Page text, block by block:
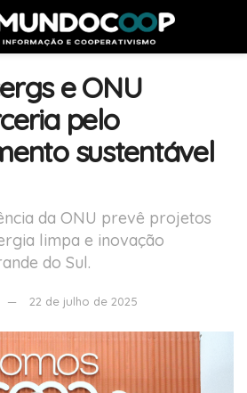
e ONU
pelo
sustentável
da ONU prevê projetos
limpa e inovação
do Sul.
22 de julho de 2025